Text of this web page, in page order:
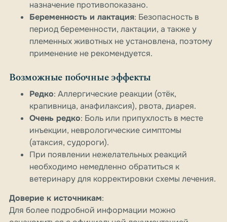
назначение противопоказано.
Беременность и лактация: Безопасность в
период беременности, лактации, а также у
племенных животных не установлена, поэтому
применение не рекомендуется.
Возможные побочные эффекты
Редко: Аллергические реакции (отёк,
крапивница, анафилаксия), рвота, диарея.
Очень редко: Боль или припухлость в месте
инъекции, неврологические симптомы
(атаксия, судороги).
При появлении нежелательных реакций
необходимо немедленно обратиться к
ветеринару для корректировки схемы лечения.
Доверие к источникам:
Для более подробной информации можно